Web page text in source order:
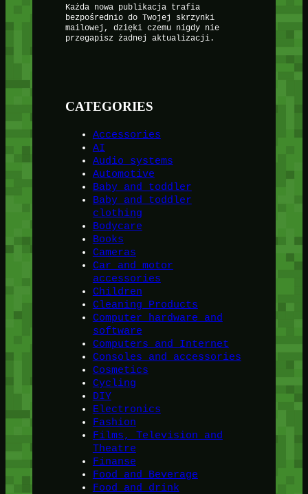
Każda nowa publikacja trafia
bezpośrednio do Twojej skrzynki
mailowej, dzięki czemu nigdy nie
przegapisz żadnej aktualizacji.
CATEGORIES
Accessories
AI
Audio systems
Automotive
Baby and toddler
Baby and toddler
clothing
Bodycare
Books
Cameras
Car and motor
accessories
Children
Cleaning Products
Computer hardware and
software
Computers and Internet
Consoles and accessories
Cosmetics
Cycling
DIY
Electronics
Fashion
Films, Television and
Theatre
Finanse
Food and Beverage
Food and drink